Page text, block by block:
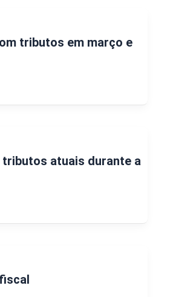
tributos em março e
atuais durante a